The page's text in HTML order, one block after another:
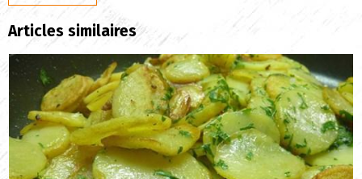
Articles similaires